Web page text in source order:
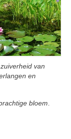
van
en
bloem